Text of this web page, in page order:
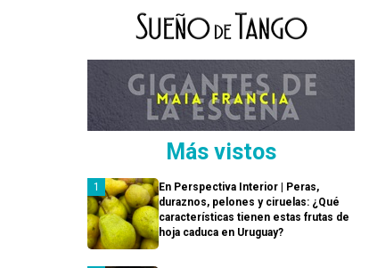
Más vistos
En Perspectiva Interior | Peras,
duraznos, pelones y ciruelas: ¿Qué
características tienen estas frutas de
hoja caduca en Uruguay?